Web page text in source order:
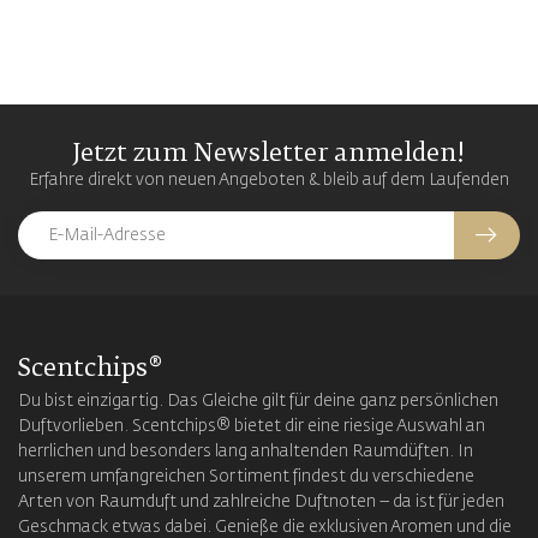
Jetzt zum Newsletter anmelden!
Erfahre direkt von neuen Angeboten & bleib auf dem Laufenden
Scentchips®
Du bist einzigartig. Das Gleiche gilt für deine ganz persönlichen
Duftvorlieben. Scentchips® bietet dir eine riesige Auswahl an
herrlichen und besonders lang anhaltenden Raumdüften. In
unserem umfangreichen Sortiment findest du verschiedene
Arten von Raumduft und zahlreiche Duftnoten – da ist für jeden
Geschmack etwas dabei. Genieße die exklusiven Aromen und die